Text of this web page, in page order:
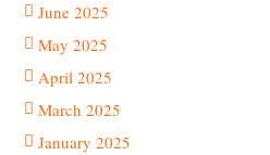
June 2025
May 2025
April 2025
March 2025
January 2025